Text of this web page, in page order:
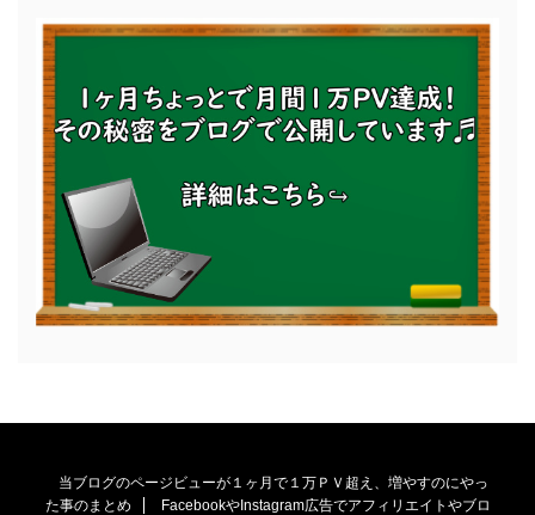
当ブログのページビューが１ヶ月で１万ＰＶ超え、増やすのにやっ
た事のまとめ
FacebookやInstagram広告でアフィリエイトやブロ